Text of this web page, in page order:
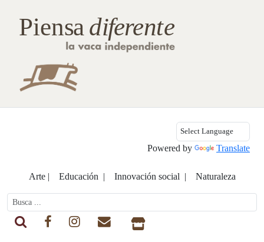
Powered by Translate
Arte | Educación | Innovación social | Naturaleza